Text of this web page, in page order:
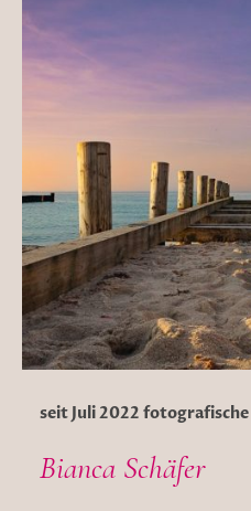
seit Juli 2022
Bianca Schäfer